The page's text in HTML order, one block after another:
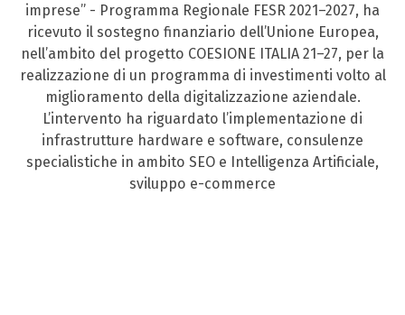
imprese” - Programma Regionale FESR 2021–2027, ha
ricevuto il sostegno finanziario dell’Unione Europea,
nell’ambito del progetto COESIONE ITALIA 21–27, per la
realizzazione di un programma di investimenti volto al
miglioramento della digitalizzazione aziendale.
L’intervento ha riguardato l’implementazione di
infrastrutture hardware e software, consulenze
specialistiche in ambito SEO e Intelligenza Artificiale,
sviluppo e-commerce